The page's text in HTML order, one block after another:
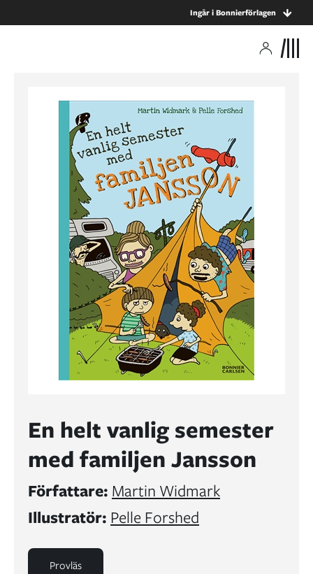
Ingår i Bonnierförlagen
En helt vanlig semester
med familjen Jansson
Författare: Martin Widmark
Illustratör: Pelle Forshed
Provläs